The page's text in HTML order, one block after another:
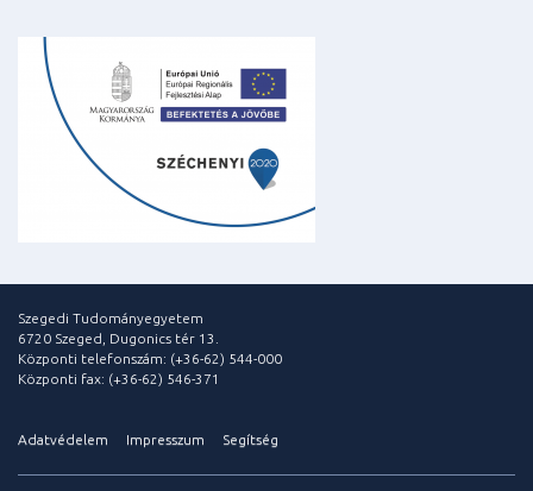
Szegedi Tudományegyetem
6720 Szeged, Dugonics tér 13.
Központi telefonszám: (+36-62) 544-000
Központi fax: (+36-62) 546-371
Adatvédelem Impresszum Segítség